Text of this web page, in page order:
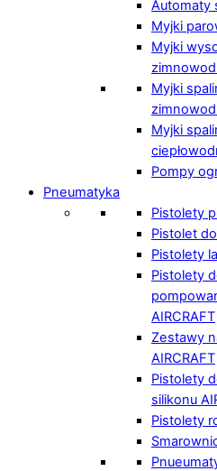
Automaty
Myjki
Myjki
Myjki
Myjki
Pompy
Pneumatyka
Pistolety
Pistolet
Pistolety
Pistolety
AIRCRAFT
Zestawy
AIRCRAFT
Pistolety
silikonu
Pistolety